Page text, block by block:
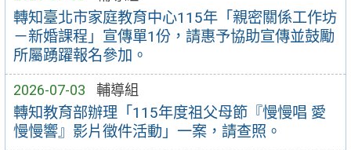
轉知臺北市家庭教育中心115年「親密關係工作坊
－新婚課程」宣傳單1份，請惠予協助宣傳並鼓勵
所屬踴躍報名參加。
2026-07-03 輔導組
轉知教育部辦理「115年度祖父母節『慢慢唱 愛
慢慢響』影片徵件活動」一案，請查照。